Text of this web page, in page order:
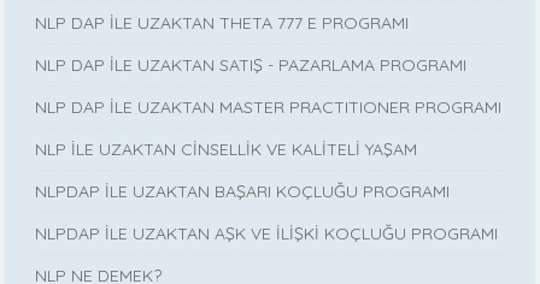
NLP DAP İLE UZAKTAN THETA 777 E PROGRAMI
NLP DAP İLE UZAKTAN SATIŞ - PAZARLAMA PROGRAMI
NLP DAP İLE UZAKTAN MASTER PRACTITIONER PROGRAMI
NLP İLE UZAKTAN CİNSELLİK VE KALİTELİ YAŞAM
NLPDAP İLE UZAKTAN BAŞARI KOÇLUĞU PROGRAMI
NLPDAP İLE UZAKTAN AŞK VE İLİŞKİ KOÇLUĞU PROGRAMI
NLP NE DEMEK?